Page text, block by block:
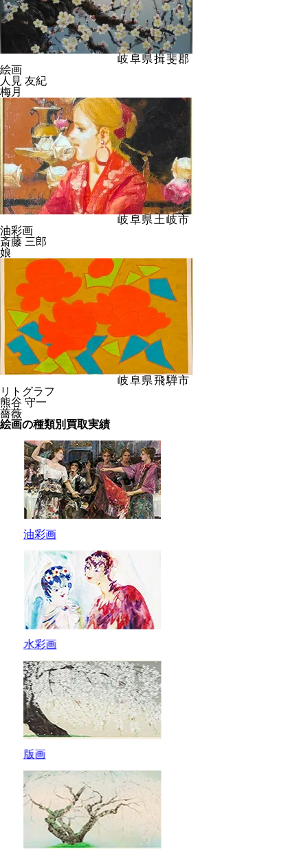
岐阜県揖斐郡
絵画
人見 友紀
梅月
岐阜県土岐市
油彩画
斎藤 三郎
娘
岐阜県飛騨市
リトグラフ
熊谷 守一
薔薇
絵画の種類別買取実績
油彩画
水彩画
版画